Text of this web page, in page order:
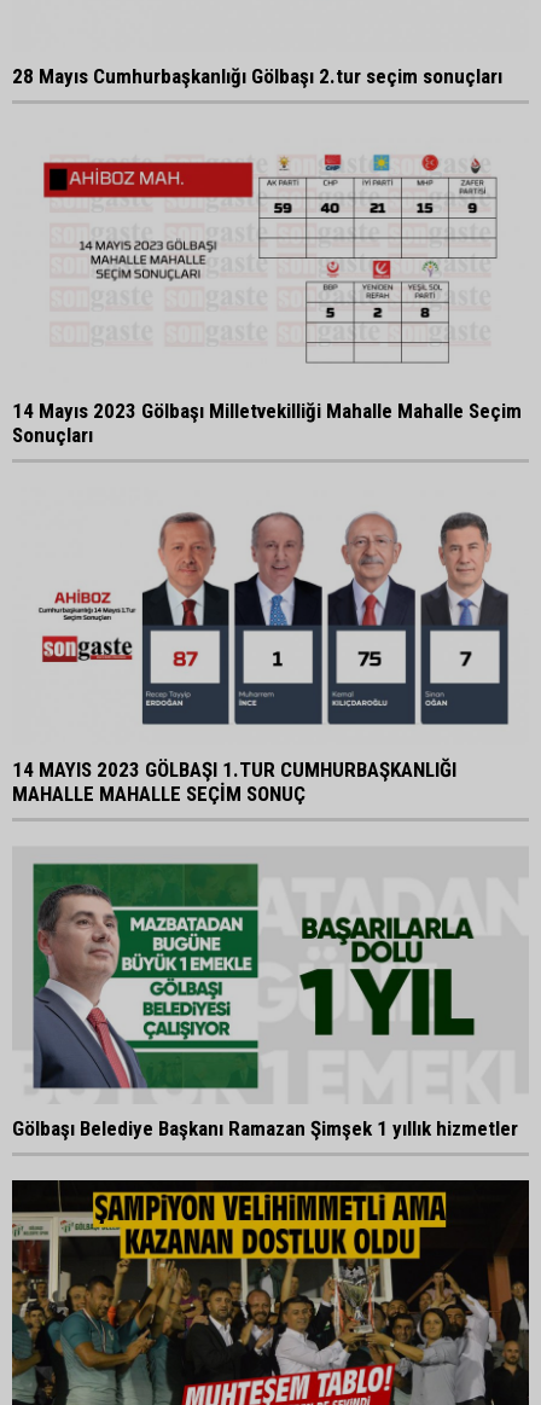
28 Mayıs Cumhurbaşkanlığı Gölbaşı 2.tur seçim sonuçları
14 Mayıs 2023 Gölbaşı Milletvekilliği Mahalle Mahalle Seçim
Sonuçları
14 MAYIS 2023 GÖLBAŞI 1.TUR CUMHURBAŞKANLIĞI
MAHALLE MAHALLE SEÇİM SONUÇ
Gölbaşı Belediye Başkanı Ramazan Şimşek 1 yıllık hizmetler